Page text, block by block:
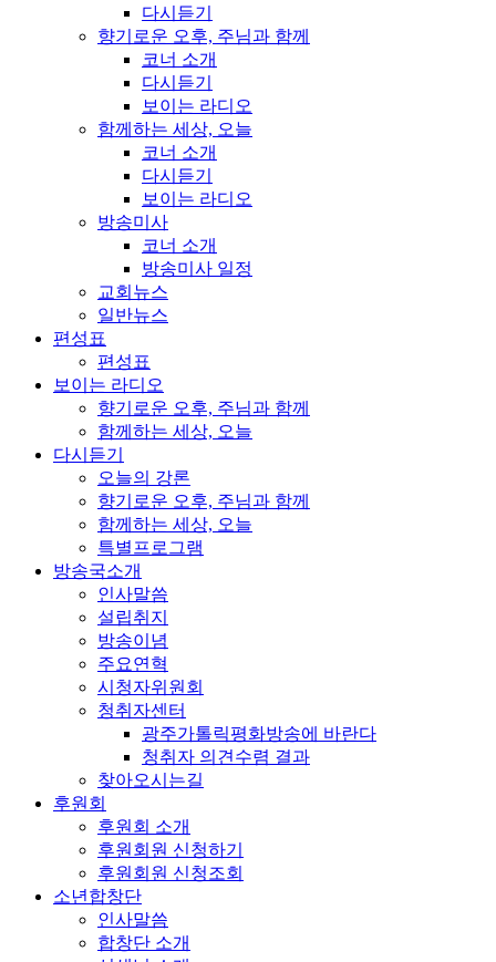
다시듣기
향기로운 오후, 주님과 함께
코너 소개
다시듣기
보이는 라디오
함께하는 세상, 오늘
코너 소개
다시듣기
보이는 라디오
방송미사
코너 소개
방송미사 일정
교회뉴스
일반뉴스
편성표
편성표
보이는 라디오
향기로운 오후, 주님과 함께
함께하는 세상, 오늘
다시듣기
오늘의 강론
향기로운 오후, 주님과 함께
함께하는 세상, 오늘
특별프로그램
방송국소개
인사말씀
설립취지
방송이념
주요연혁
시청자위원회
청취자센터
광주가톨릭평화방송에 바란다
청취자 의견수렴 결과
찾아오시는길
후원회
후원회 소개
후원회원 신청하기
후원회원 신청조회
소년합창단
인사말씀
합창단 소개